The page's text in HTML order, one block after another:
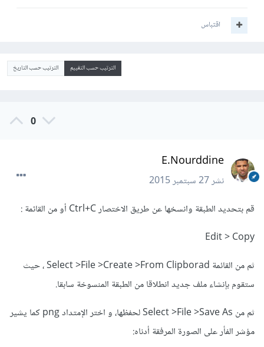
اقتباس
الترتيب حسب التقييم الترتيب حسب التاريخ
0
E.Nourddine
نشر27 سبتمبر 2015
قم بتحديد الطبقة وانسخها عن طريق الاختصار Ctrl+C أو من القائمة :
Edit > Copy
ثم من القائمة Select >File >Create >From Clipborad ، حيث
ستقوم بإنشاء ملف جديد انطلاقا من الطبقة المنسوخة سابقا.
ثم من Select >File >Save As لحفظها، و اختر الإمتداد png كما يشير
مؤشر الفأر على الصورة المرفقة أدناه: